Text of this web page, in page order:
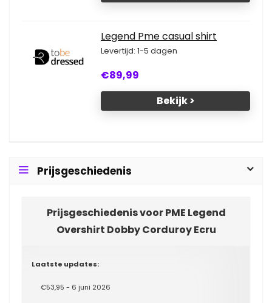
Legend Pme casual shirt
Levertijd: 1-5 dagen
€89,99
Bekijk >
Prijsgeschiedenis
Prijsgeschiedenis voor PME Legend
Overshirt Dobby Corduroy Ecru
Laatste updates:
€53,95 - 6 juni 2026